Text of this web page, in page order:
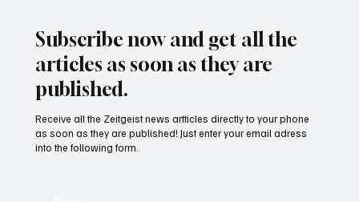
Subscribe now and get all the
articles as soon as they are
published.
Receive all the Zeitgeist news artticles directly to your phone
as soon as they are published! Just enter your email adress
into the following form.